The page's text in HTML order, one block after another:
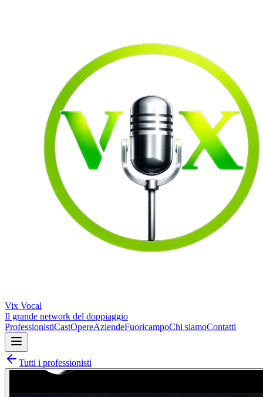
Vix Vocal
Il grande network del doppiaggio
ProfessionistiCastOpereAziendeFuoricampoChi siamoContatti
Tutti i professionisti